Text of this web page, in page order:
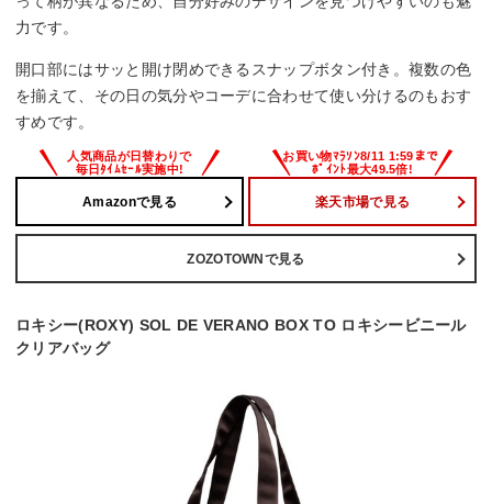
力です。
開口部にはサッと開け閉めできるスナップボタン付き。複数の色
を揃えて、その日の気分やコーデに合わせて使い分けるのもおす
すめです。
Amazonで見る 楽天市場で見る
ZOZOTOWNで見る
ロキシー(ROXY) SOL DE VERANO BOX TO ロキシービニール
クリアバッグ